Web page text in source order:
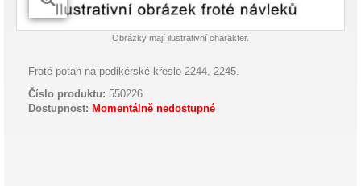
Obrázky mají ilustrativní charakter.
Froté potah na pedikérské křeslo 2244, 2245.
Číslo produktu: 550226
Dostupnost: Momentálně nedostupné